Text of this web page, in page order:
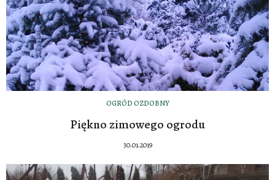
OGRÓD OZDOBNY
Piękno zimowego ogrodu
30.01.2019